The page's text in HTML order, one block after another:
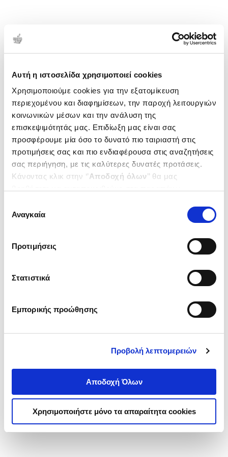
Αυτή η ιστοσελίδα χρησιμοποιεί cookies
Χρησιμοποιούμε cookies για την εξατομίκευση
περιεχομένου και διαφημίσεων, την παροχή λειτουργιών
κοινωνικών μέσων και την ανάλυση της
επισκεψιμότητάς μας. Επιδίωξη μας είναι σας
προσφέρουμε μία όσο το δυνατό πιο ταιριαστή στις
προτιμήσεις σας και πιο ενδιαφέρουσα στις αναζητήσεις
σας περιήγηση, με τις καλύτερες δυνατές προτάσεις.
Κάνοντας κλικ στην ‘’Αποδοχή όλων’’ θα μας
ενδιαφέρουν και να επιλέξετε από τα παρακάτω με την
΄΄και να ενημερωθείτε σχετικά με
συγκατάθεσης
Αναγκαία
Προτιμήσεις
Στατιστικά
Εμπορικής προώθησης
Προβολή λεπτομερειών
Αποδοχή Όλων
Χρησιμοποιήστε μόνο τα απαραίτητα cookies